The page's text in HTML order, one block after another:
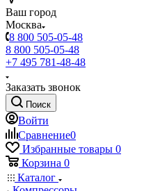
Ваш город
Москва
8 800 505-05-48
8 800 505-05-48
+7 495 781-48-48
Заказать звонок
Поиск
Войти
Сравнение0
Избранные товары 0
Корзина 0
Каталог